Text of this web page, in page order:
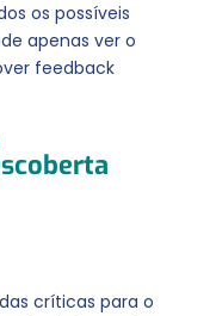
os possíveis
apenas ver o
feedback
críticas para o